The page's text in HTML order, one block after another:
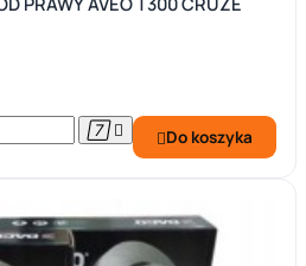
  Do koszyka